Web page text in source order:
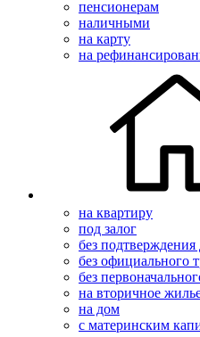
пенсионерам
наличными
на карту
на
на квартиру
под залог
без подтверждения
без официального
без
на вторичное
на дом
с материнским